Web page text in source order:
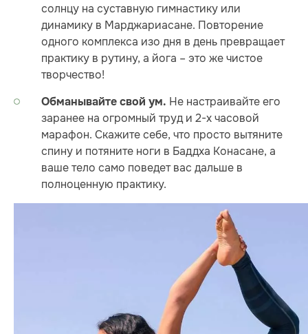
солнцу на суставную гимнастику или
динамику в Марджариасане. Повторение
одного комплекса изо дня в день превращает
практику в рутину, а йога – это же чистое
творчество!
Обманывайте свой ум. Не настраивайте его
заранее на огромный труд и 2-х часовой
марафон. Скажите себе, что просто вытяните
спину и потяните ноги в Баддха Конасане, а
ваше тело само поведет вас дальше в
полноценную практику.